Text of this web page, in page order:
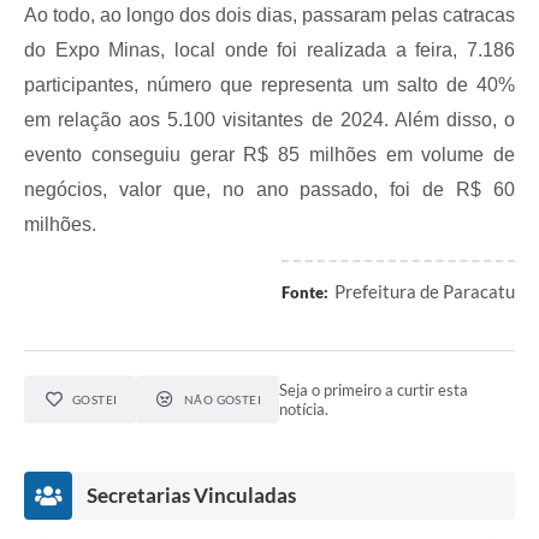
Ao todo, ao longo dos dois dias, passaram pelas catracas
do Expo Minas, local onde foi realizada a feira, 7.186
participantes, número que representa um salto de 40%
em relação aos 5.100 visitantes de 2024. Além disso, o
evento conseguiu gerar R$ 85 milhões em volume de
negócios, valor que, no ano passado, foi de R$ 60
milhões.
Fonte: Prefeitura de Paracatu
GOSTEI NÃO GOSTEI
Seja o primeiro a curtir esta
notícia.
Secretarias Vinculadas